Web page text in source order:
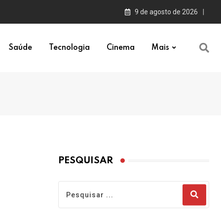
9 de agosto de 2026
Saúde Tecnologia Cinema Mais
PESQUISAR